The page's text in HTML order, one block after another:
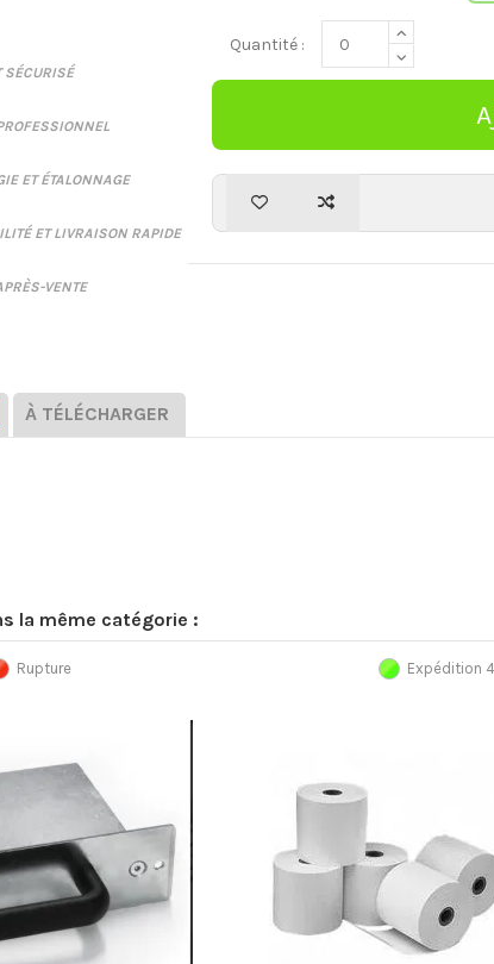
SÉCURISÉ
ET ÉTALONNAGE
ET LIVRAISON RAPIDE
VENTE
Quantité :
À TÉLÉCHARGER
la même catégorie :
Rupture Expédition